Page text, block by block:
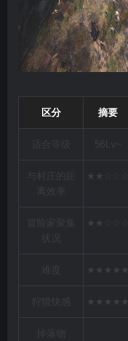
区分 摘要
适合等级 56Lv~
与村庄的距
离效率
★★☆☆☆
冒险家聚集
状况
★★☆☆☆
难度 ★★★★★
狩猎快感 ★★★★★
掉落物